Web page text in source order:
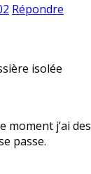
Répondre
isolée
moment j’ai
passe.